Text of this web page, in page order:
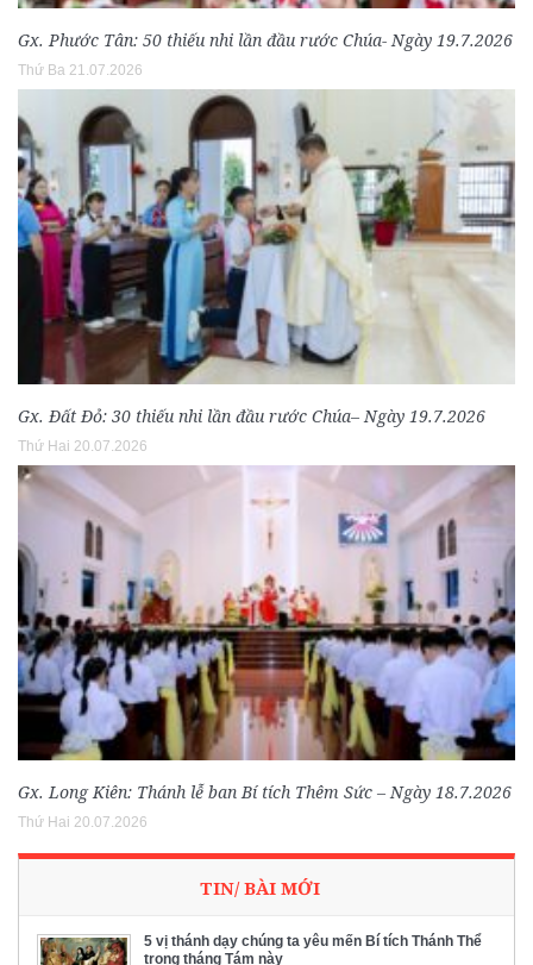
Gx. Phước Tân: 50 thiếu nhi lần đầu rước Chúa- Ngày 19.7.2026
Thứ Ba 21.07.2026
Gx. Đất Đỏ: 30 thiếu nhi lần đầu rước Chúa– Ngày 19.7.2026
Thứ Hai 20.07.2026
Gx. Long Kiên: Thánh lễ ban Bí tích Thêm Sức – Ngày 18.7.2026
Thứ Hai 20.07.2026
TIN/ BÀI MỚI
5 vị thánh dạy chúng ta yêu mến Bí tích Thánh Thể
trong tháng Tám này